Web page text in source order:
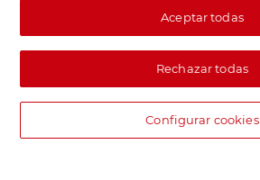
Aceptar todas
Rechazar todas
Configurar cookies